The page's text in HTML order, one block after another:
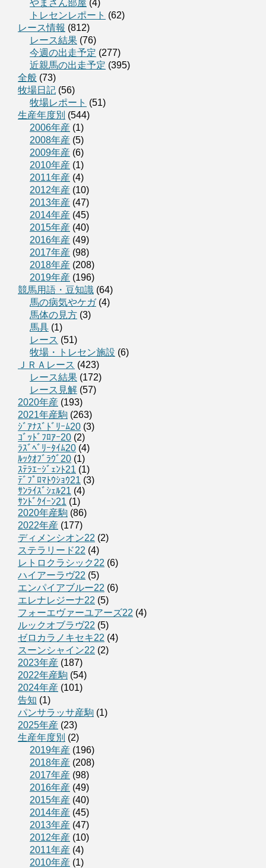
やまさん部屋 (4)
トレセンレポート (62)
レース情報 (812)
レース結果 (76)
今週の出走予定 (277)
近親馬の出走予定 (395)
全般 (73)
牧場日記 (56)
牧場レポート (51)
生産年度別 (544)
2006年産 (1)
2008年産 (5)
2009年産 (6)
2010年産 (1)
2011年産 (4)
2012年産 (10)
2013年産 (47)
2014年産 (45)
2015年産 (40)
2016年産 (49)
2017年産 (98)
2018年産 (208)
2019年産 (196)
競馬用語・豆知識 (64)
馬の病気やケガ(4)
馬体の見方 (3)
馬具 (1)
レース (51)
牧場・トレセン施設 (6)
ＪＲＡレース (423)
レース結果 (172)
レース見解 (57)
2020年産 (193)
2021年産駒 (263)
ｼﾞｱﾅｽﾞﾄﾞﾘｰﾑ20 (3)
ｺﾞｯﾄﾞﾌﾛｱｰ20 (2)
ﾗｽﾞﾍﾞﾘｰﾀｲﾑ20 (4)
ﾙｯｸｵﾌﾞﾗｳﾞ20 (1)
ｽﾃﾗｴｰｼﾞｪﾝﾄ21 (1)
ﾃﾞﾌﾟﾛﾏﾄｳｼｮｳ21 (3)
ｻﾝﾗｲｽﾞｼｪﾙ21 (4)
ｻﾝﾄﾞｸｲｰﾝ21 (1)
2020年産駒 (86)
2022年産 (177)
ディメンシオン22 (2)
ステラリード22 (4)
レトロクラシック22 (6)
ハイアーラヴ22 (5)
エンパイアブルー22 (6)
エレナレジーナ22 (5)
フォーエヴァーユアーズ22 (4)
ルックオブラヴ22 (5)
ゼロカラノキセキ22 (4)
スーンシャイン22 (2)
2023年産 (187)
2022年産駒 (54)
2024年産 (101)
告知 (1)
パンサラッサ産駒 (1)
2025年産 (23)
生産年度別 (2)
2019年産 (196)
2018年産 (208)
2017年産 (98)
2016年産 (49)
2015年産 (40)
2014年産 (45)
2013年産 (47)
2012年産 (10)
2011年産 (4)
2010年産 (1)